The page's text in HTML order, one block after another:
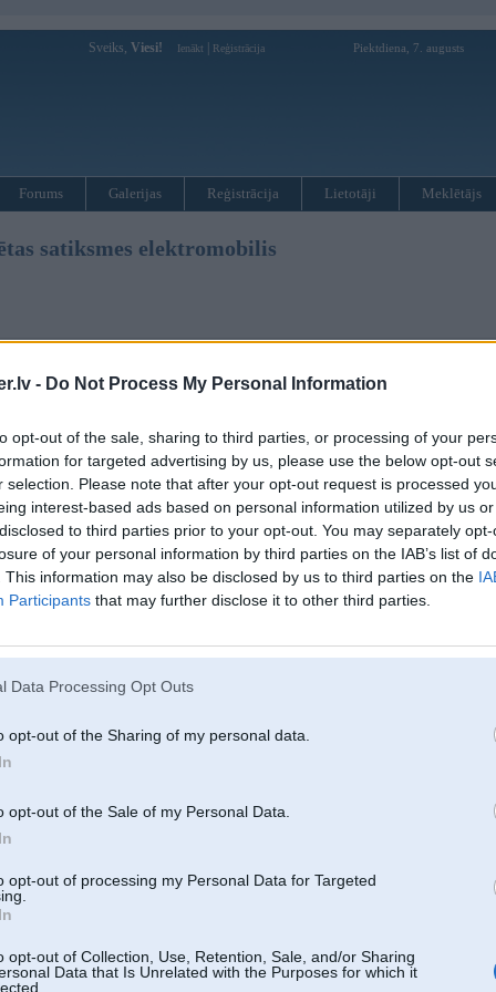
- Do Not Process My Personal Information
opt-out of the sale, sharing to third parties, or processing of your
for targeted advertising by us, please use the below opt-out
selection. Please note that after your opt-out request is processed
interest-based ads based on personal information utilized by us
to third parties prior to your opt-out. You may separately
of your personal information by third parties on the IAB’s list of
This information may also be disclosed by us to third parties on the
Participants that may further disclose it to other third parties.
Data Processing Opt Outs
opt-out of the Sharing of my personal data.
opt-out of the Sale of my Personal Data.
opt-out of processing my Personal Data for Targeted
opt-out of Collection, Use, Retention, Sale, and/or Sharing
Data that Is Unrelated with the Purposes for which it
Sveiks, Viesi! Ienākt Reģistrācija Piektdiena, 7. augusts
Forums Galerijas Reģistrācija Lietotāji Meklētājs
satiksmes elektromobilis
ar info, kā var panākt ievērojamu DEGVIELAS EKONOMIJU Tavam auto, raksti
16:35
prātā ir ienākusi jau sen daudziem citiem pirms BMW
BMW vispār pēdējie ierodas šajā
2010, 20:31
to komplektēt ar neliela tilpuma iekšdedzes dzinēju akumulatoru uzlādei."
14:43
08:28
atliek gaidīt rezultātu.
16:32
milzonīgi riteņi. Radzēs kāds viņš beigās izskatīsies
16:31
dabut lielaku kaa M serijai, tikai pie max slodzes akjis bus tukshh pa dazam minutem un
to ieksdzedzes motoriti vai turet pie ladetaja, lai atkal varetu mazu liikumu izslipet pa
13:48